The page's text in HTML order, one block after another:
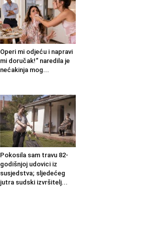
Operi mi odjeću i napravi
mi doručak!“ naredila je
nećakinja mog...
Pokosila sam travu 82-
godišnjoj udovici iz
susjedstva; sljedećeg
jutra sudski izvršitelj...